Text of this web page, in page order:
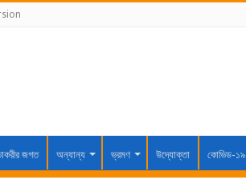
জগত অন্যান্য ভ্রমণ উদ্যোক্তা কোভিড-১৯